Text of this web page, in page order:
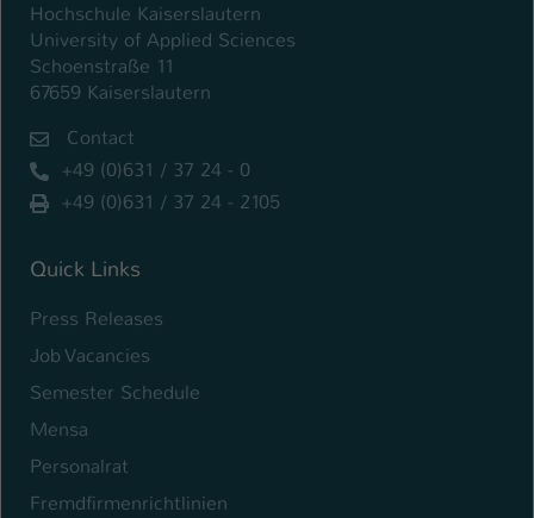
Hochschule Kaiserslautern
University of Applied Sciences
Schoenstraße 11
67659 Kaiserslautern
Contact
+49 (0)631 / 37 24 - 0
+49 (0)631 / 37 24 - 2105
Quick Links
Press Releases
Job Vacancies
Semester Schedule
Mensa
Personalrat
Fremdfirmenrichtlinien